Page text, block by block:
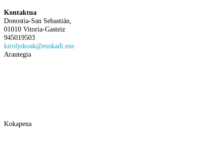
Kontaktua
Donostia-San Sebastián,
01010 Vitoria-Gasteiz
945019503
kiroljokoak@euskadi.eus
Arautegia
Kokapena